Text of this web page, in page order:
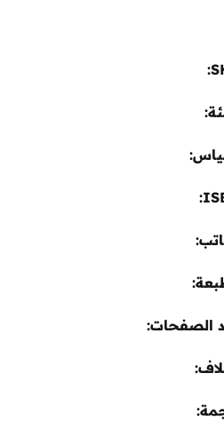
الصفحات